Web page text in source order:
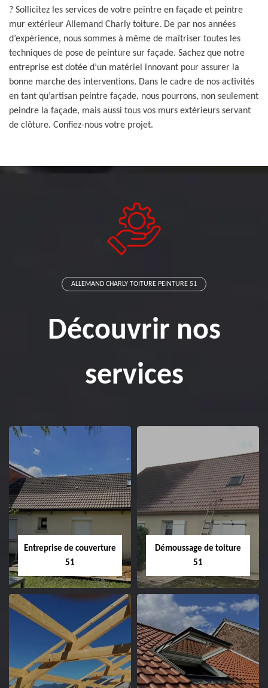
? Sollicitez les services de votre peintre en façade et peintre
mur extérieur Allemand Charly toiture. De par nos années
d’expérience, nous sommes à même de maîtriser toutes les
techniques de pose de peinture sur façade. Sachez que notre
entreprise est dotée d’un matériel innovant pour assurer la
bonne marche des interventions. Dans le cadre de nos activités
en tant qu’artisan peintre façade, nous pourrons, non seulement
peindre la façade, mais aussi tous vos murs extérieurs servant
de clôture. Confiez-nous votre projet.
ALLEMAND CHARLY TOITURE PEINTURE 51
Découvrir nos
services
Entreprise de couverture
51
Entreprise de
couverture 51
Démoussage de toiture
51
Démoussage de
toiture 51